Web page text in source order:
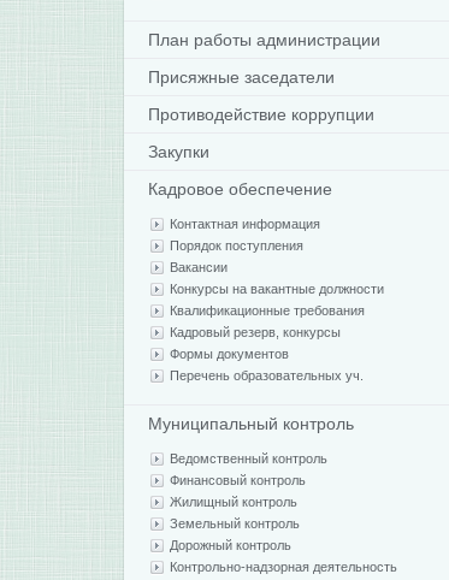
План работы администрации
Присяжные заседатели
Противодействие коррупции
Закупки
Кадровое обеспечение
Контактная информация
Порядок поступления
Вакансии
Конкурсы на вакантные должности
Квалификационные требования
Кадровый резерв, конкурсы
Формы документов
Перечень образовательных уч.
Муниципальный контроль
Ведомственный контроль
Финансовый контроль
Жилищный контроль
Земельный контроль
Дорожный контроль
Контрольно-надзорная деятельность